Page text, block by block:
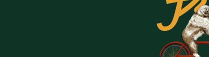
Tienda de ropa
Somos una marca que piensa
moda online